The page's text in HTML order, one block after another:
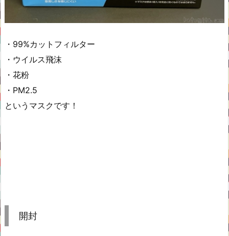
・99%カットフィルター
・ウイルス飛沫
・花粉
・PM2.5
というマスクです！
開封